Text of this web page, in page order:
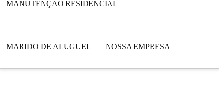
MANUTENÇÃO RESIDENCIAL
MARIDO DE ALUGUEL NOSSA EMPRESA